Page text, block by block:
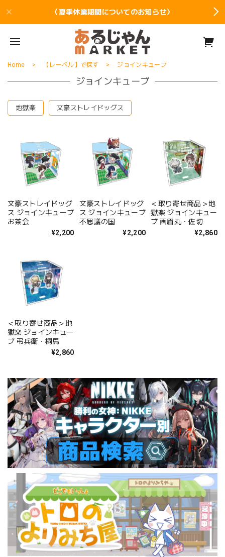
〈夏季休業期間についてのお知らせ〉
Home 【レーベル】で探す ジョインキューブ
ジョインキューブ
地獄楽 文豪ストレイドッグス
文豪ストレイドッグ
ス ジョインキューブ
お茶会
¥2,200
文豪ストレイドッグ
ス ジョインキューブ
不思議の国
¥2,200
＜取り寄せ商品＞地
獄楽 ジョインキュー
ブ 画眉丸・佐切
¥2,860
＜取り寄せ商品＞地
獄楽 ジョインキュー
ブ 弔兵衛・桐馬
¥2,860